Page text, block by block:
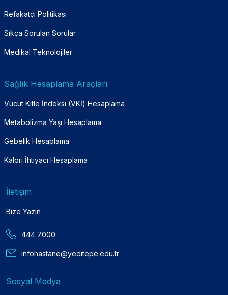
Refakatçi Politikası
Sıkça Sorulan Sorular
Medikal Teknolojiler
Sağlık Hesaplama Araçları
Vücut Kitle İndeksi (VKİ) Hesaplama
Metabolizma Yaşı Hesaplama
Gebelik Hesaplama
Kalori İhtiyacı Hesaplama
İletişim
Bize Yazın
444 7000
infohastane@yeditepe.edu.tr
Sosyal Medya